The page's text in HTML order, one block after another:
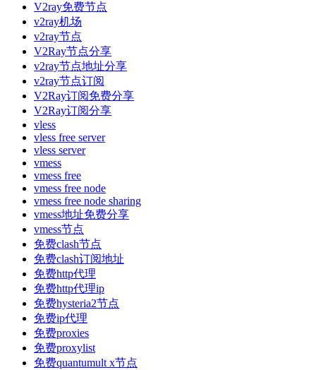
V2ray免费节点
v2ray机场
v2ray节点
V2Ray节点分享
v2ray节点地址分享
v2ray节点订阅
V2Ray订阅免费分享
V2Ray订阅分享
vless
vless free server
vless server
vmess
vmess free
vmess free node
vmess free node sharing
vmess地址免费分享
vmess节点
免费clash节点
免费clash订阅地址
免费http代理
免费http代理ip
免费hysteria2节点
免费ip代理
免费proxies
免费proxylist
免费quantumult x节点